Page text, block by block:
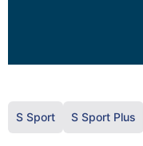
S Sport S Sport Plus